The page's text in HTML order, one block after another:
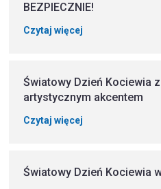
BEZPIECZNIE!
Czytaj więcej
Światowy Dzień Kociewia
artystycznym akcentem
Czytaj więcej
Światowy Dzień Kociewia